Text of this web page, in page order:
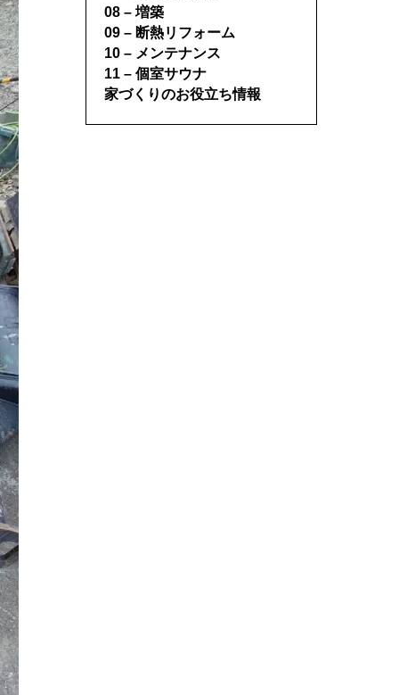
08 – 増築
09 – 断熱リフォーム
10 – メンテナンス
11 – 個室サウナ
家づくりのお役立ち情報